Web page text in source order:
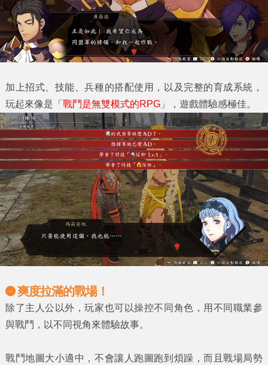
加上招式、技能、兵種的搭配使用，以及完整的育成系統，
玩起來像是「 戰鬥是無雙模式的RPG」，遊戲體驗感極佳。
爽度拉滿的戰場！
除了主人公以外，玩家也可以操控不同角色，用不同職業參
與戰鬥，以不同視角來體驗故事。
戰鬥地圖大小適中，不會讓人跑圖跑到煩躁，而且戰場局勢